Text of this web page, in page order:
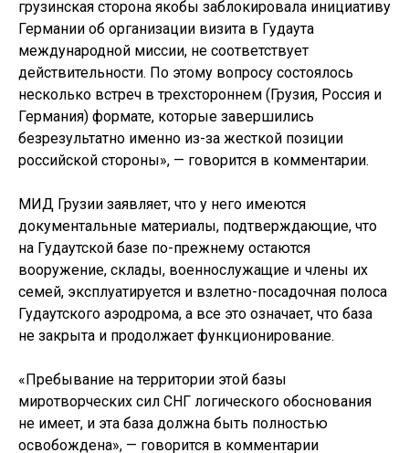
грузинская сторона якобы заблокировала инициативу
Германии об организации визита в Гудаута
международной миссии, не соответствует
действительности. По этому вопросу состоялось
несколько встреч в трехстороннем (Грузия, Россия и
Германия) формате, которые завершились
безрезультатно именно из-за жесткой позиции
российской стороны», — говорится в комментарии.
МИД Грузии заявляет, что у него имеются
документальные материалы, подтверждающие, что
на Гудаутской базе по-прежнему остаются
вооружение, склады, военнослужащие и члены их
семей, эксплуатируется и взлетно-посадочная полоса
Гудаутского аэродрома, а все это означает, что база
не закрыта и продолжает функционирование.
«Пребывание на территории этой базы
миротворческих сил СНГ логического обоснования
не имеет, и эта база должна быть полностью
освобождена», — говорится в комментарии